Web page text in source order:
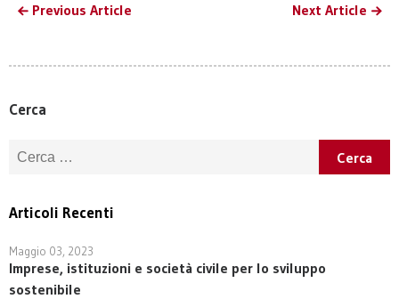
Previous Article Next Article
Cerca
Ricerca per:
Articoli Recenti
Maggio 03, 2023
Imprese, istituzioni e società civile per lo sviluppo
sostenibile